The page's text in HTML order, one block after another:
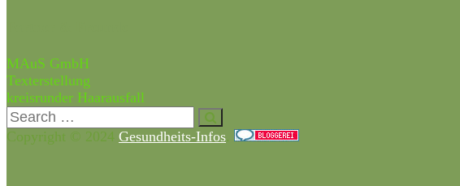
MAuS GmbH
Texterstellung
kreisrunder Haarausfall
Copyright © 2024 Gesundheits-Infos.